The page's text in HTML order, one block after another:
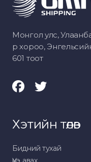
Монгол улс,
р хороо,
601 тоот
Хэтийн төлөв
Бидний тухай